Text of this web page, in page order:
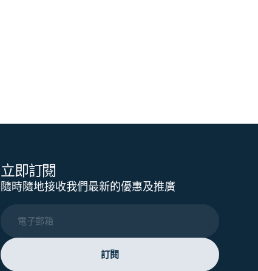
立即訂閱
隨時隨地接收我們最新的優惠及推廣
電子郵箱
訂閱